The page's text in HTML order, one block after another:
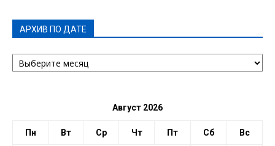
АРХИВ ПО ДАТЕ
АРХИВ
ПО
Август 2026
Пн Вт Ср Чт Пт Сб Вс